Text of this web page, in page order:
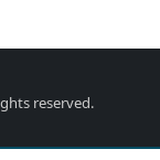
reserved.